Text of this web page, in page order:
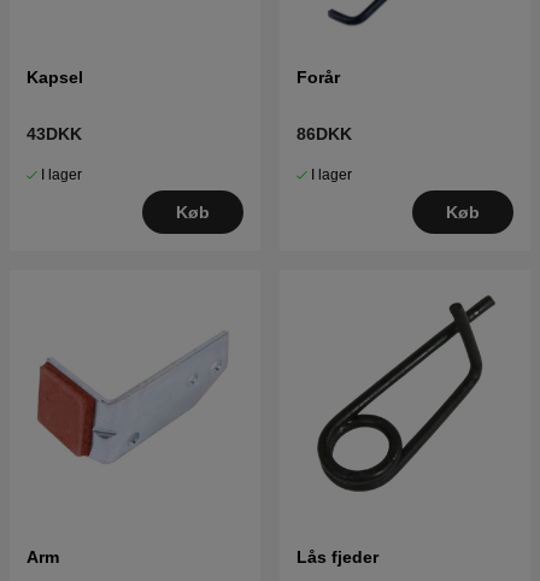
Kapsel
43DKK
I lager
Køb
Forår
86DKK
I lager
Køb
Arm Lås fjeder